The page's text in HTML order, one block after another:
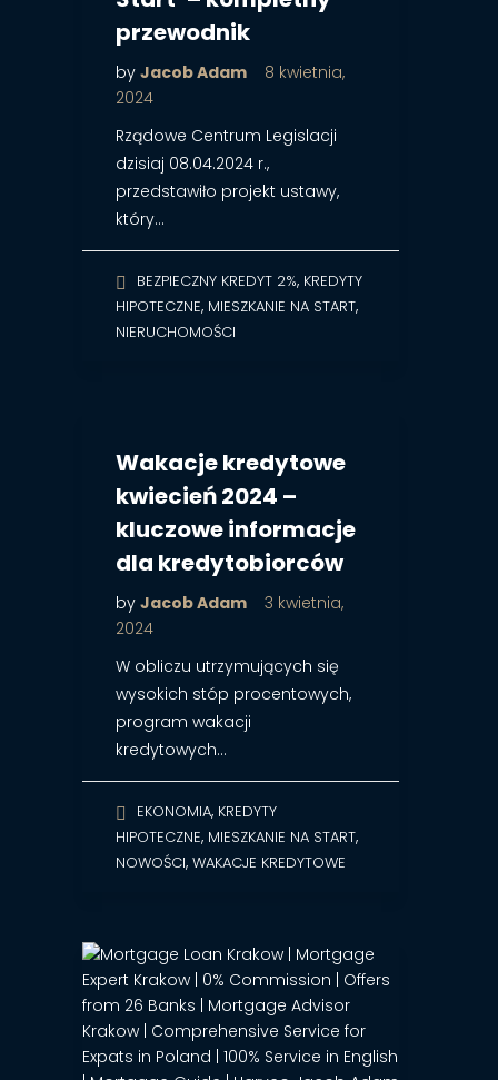
przewodnik
by Jacob Adam
8 kwietnia,
2024
Rządowe Centrum Legislacji
dzisiaj 08.04.2024 r.,
przedstawiło projekt ustawy,
który…
BEZPIECZNY KREDYT 2%, KREDYTY
HIPOTECZNE, MIESZKANIE NA START,
NIERUCHOMOŚCI
Wakacje kredytowe
kwiecień 2024 –
kluczowe informacje
dla kredytobiorców
by Jacob Adam
3 kwietnia,
2024
W obliczu utrzymujących się
wysokich stóp procentowych,
program wakacji
kredytowych…
EKONOMIA, KREDYTY
HIPOTECZNE, MIESZKANIE NA START,
NOWOŚCI, WAKACJE KREDYTOWE